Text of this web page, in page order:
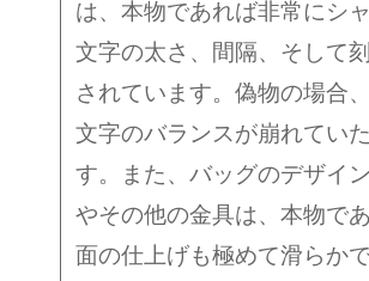
は、本物であれば非常にシ
文字の太さ、間隔、そして
されています。偽物の場合
文字のバランスが崩れてい
す。また、バッグのデザイ
やその他の金具は、本物で
面の仕上げも極めて滑らか